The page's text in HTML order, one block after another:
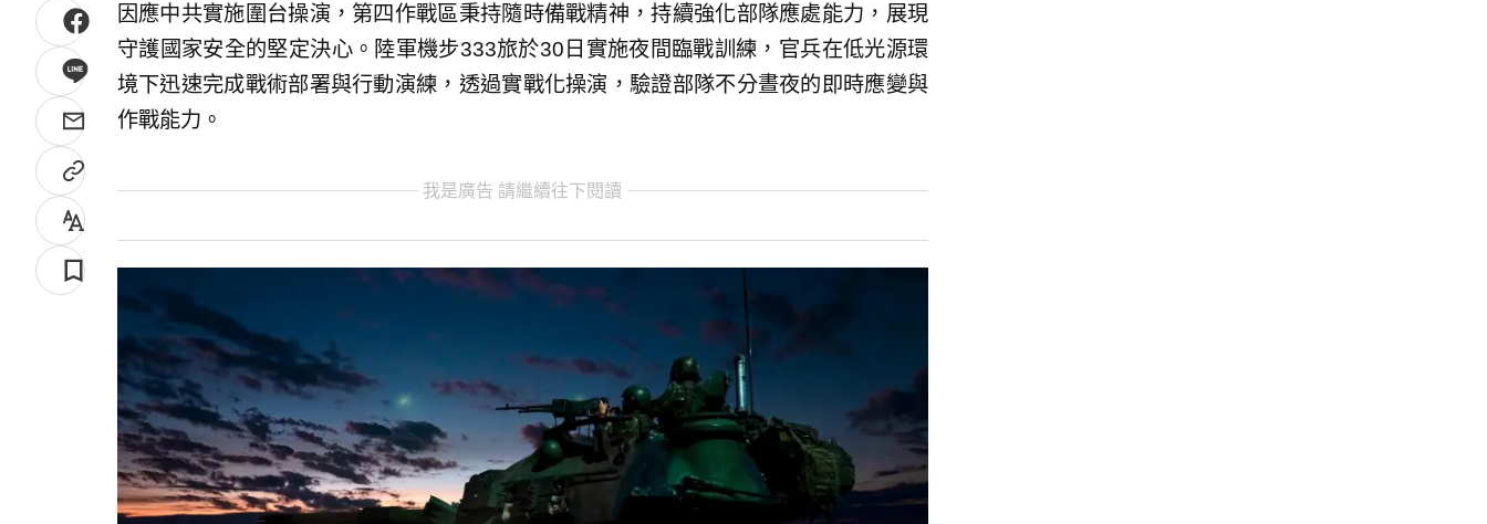
因應中共實施圍台操演，第四作戰區秉持隨時備戰精神，持續強化部隊應處能力，展現
守護國家安全的堅定決心。陸軍機步333旅於30日實施夜間臨戰訓練，官兵在低光源環
境下迅速完成戰術部署與行動演練，透過實戰化操演，驗證部隊不分晝夜的即時應變與
作戰能力。
我是廣告 請繼續往下閱讀